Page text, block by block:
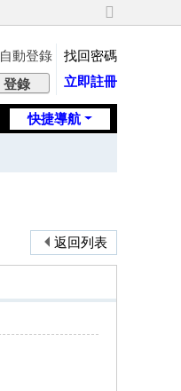
切
到
寬
版
自動登錄
找回密碼
登錄 立即註冊
快捷導航
返回列表